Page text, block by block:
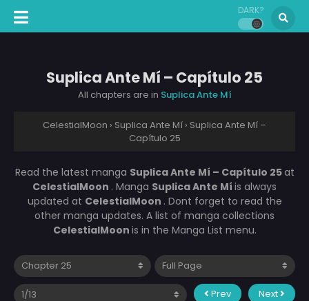
DARK?
Suplica Ante Mí – Capítulo 25
All chapters are in Suplica Ante Mí
CelestialMoon › Suplica Ante Mí › Suplica Ante Mí –
Capítulo 25
Read the latest manga Suplica Ante Mí – Capítulo 25at
CelestialMoon . Manga Suplica Ante Mí is always
updated at CelestialMoon . Dont forget to read the
other manga updates. A list of manga collections
CelestialMoon is in the Manga List menu.
Prev Next